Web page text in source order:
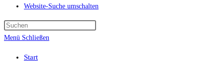
Website-Suche umschalten
Menü Schließen
Start